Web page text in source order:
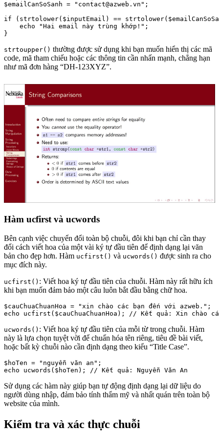
$emailCanSoSanh = "contact@azweb.vn";
if (strtolower($inputEmail) ==
    echo "Hai email này trùng khớp!";
strtoupper() thường được sử dụng khi bạn muốn hiển thị các mã
code, mã tham chiếu hoặc các thông tin cần nhấn mạnh, chẳng hạn
như mã đơn hàng “DH-123XYZ”.
Hàm ucfirst và ucwords
Bên cạnh việc chuyển đổi toàn bộ chuỗi, đôi khi bạn chỉ cần thay
đổi cách viết hoa của một vài ký tự đầu tiên để định dạng lại văn
bản cho đẹp hơn. Hàm ucfirst() và ucwords() được sinh ra cho
mục đích này.
ucfirst() : Viết hoa ký tự đầu tiên của chuỗi. Hàm này rất hữu ích
khi bạn muốn đảm bảo một câu luôn bắt đầu bằng chữ hoa.
$cauChuaChuanHoa = "xin chào các bạn đến với azweb.";
ucwords() : Viết hoa ký tự đầu tiên của mỗi từ trong chuỗi. Hàm
này là lựa chọn tuyệt vời để chuẩn hóa tên riêng, tiêu đề bài viết,
hoặc bất kỳ chuỗi nào cần định dạng theo kiểu “Title Case”.
$hoTen = "nguyễn văn an";
Sử dụng các hàm này giúp bạn tự động định dạng lại dữ liệu do
người dùng nhập, đảm bảo tính thẩm mỹ và nhất quán trên toàn bộ
website của mình.
Kiểm tra và xác thực chuỗi